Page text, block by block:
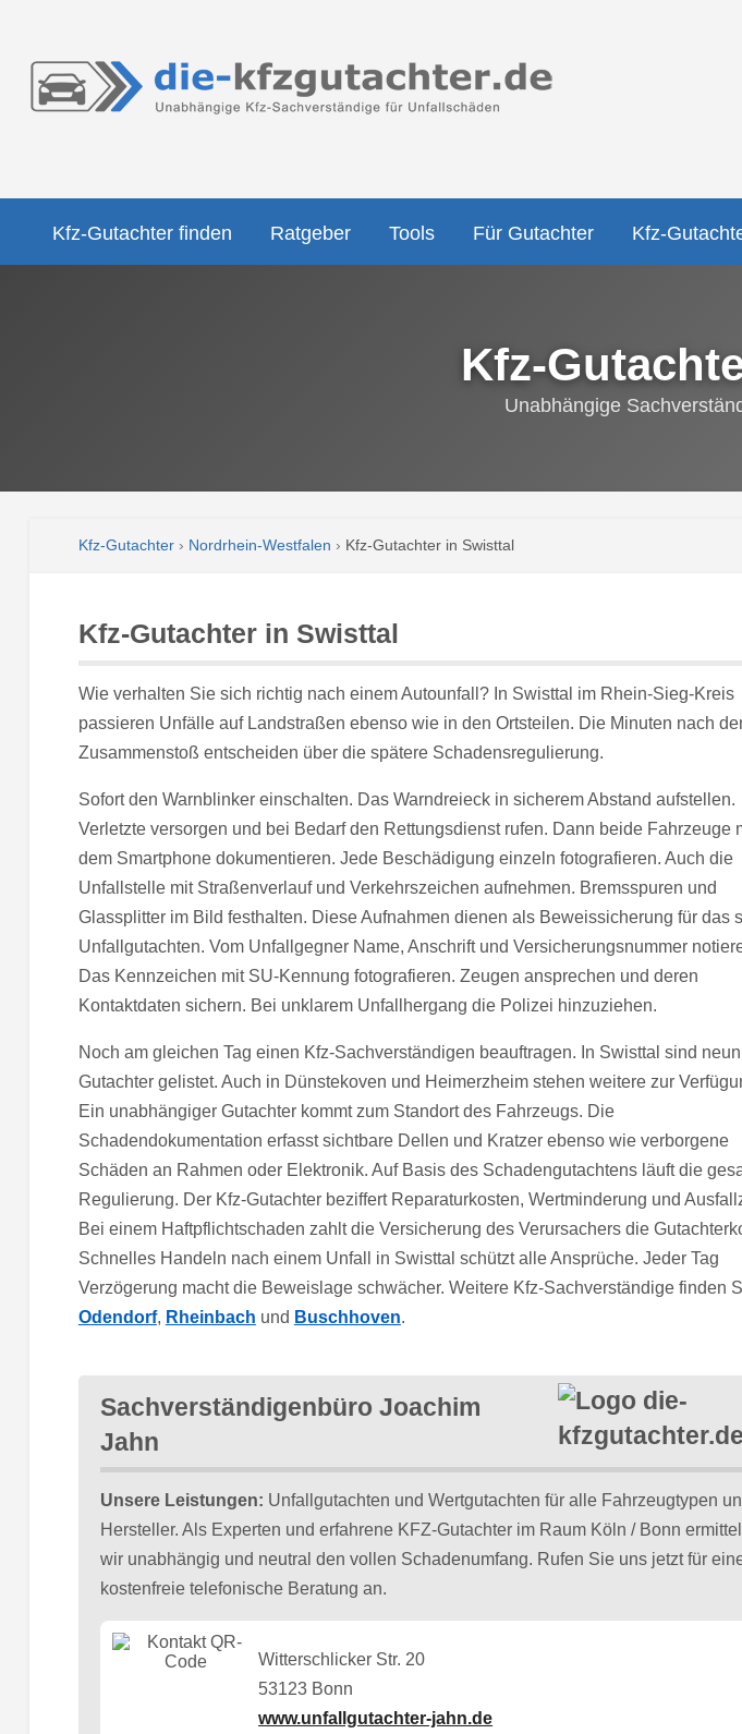
Kfz-Gutachter finden Ratgeber Tools Für Gutachter Kfz-
Kfz-
Unabhängige
Kfz-Gutachter› Nordrhein-Westfalen › Kfz-Gutachter in Swisttal
Kfz-Gutachter in Swisttal
Wie verhalten Sie sich richtig nach einem Autounfall? In Swisttal im Rhein-Sieg-Kreis
passieren Unfälle auf Landstraßen ebenso wie in den Ortsteilen. Die Minuten nach
Zusammenstoß entscheiden über die spätere Schadensregulierung.
Sofort den Warnblinker einschalten. Das Warndreieck in sicherem Abstand aufstellen.
Verletzte versorgen und bei Bedarf den Rettungsdienst rufen. Dann beide Fahrzeuge
dem Smartphone dokumentieren. Jede Beschädigung einzeln fotografieren. Auch die
Unfallstelle mit Straßenverlauf und Verkehrszeichen aufnehmen. Bremsspuren und
Glassplitter im Bild festhalten. Diese Aufnahmen dienen als Beweissicherung für das
Unfallgutachten. Vom Unfallgegner Name, Anschrift und Versicherungsnummer
Das Kennzeichen mit SU-Kennung fotografieren. Zeugen ansprechen und deren
Kontaktdaten sichern. Bei unklarem Unfallhergang die Polizei hinzuziehen.
Noch am gleichen Tag einen Kfz-Sachverständigen beauftragen. In Swisttal sind neun
Gutachter gelistet. Auch in Dünstekoven und Heimerzheim stehen weitere zur
Ein unabhängiger Gutachter kommt zum Standort des Fahrzeugs. Die
Schadendokumentation erfasst sichtbare Dellen und Kratzer ebenso wie verborgene
Schäden an Rahmen oder Elektronik. Auf Basis des Schadengutachtens läuft die
Regulierung. Der Kfz-Gutachter beziffert Reparaturkosten, Wertminderung und
Bei einem Haftpflichtschaden zahlt die Versicherung des Verursachers die
Schnelles Handeln nach einem Unfall in Swisttal schützt alle Ansprüche. Jeder Tag
Verzögerung macht die Beweislage schwächer. Weitere Kfz-Sachverständige finden
Odendorf, Rheinbach und Buschhoven.
Sachverständigenbüro Joachim
Jahn
Unsere Leistungen: Unfallgutachten und Wertgutachten für alle Fahrzeugtypen
Hersteller. Als Experten und erfahrene KFZ-Gutachter im Raum Köln / Bonn
wir unabhängig und neutral den vollen Schadenumfang. Rufen Sie uns jetzt für
kostenfreie telefonische Beratung an.
Witterschlicker Str. 20
53123 Bonn
www.unfallgutachter-jahn.de